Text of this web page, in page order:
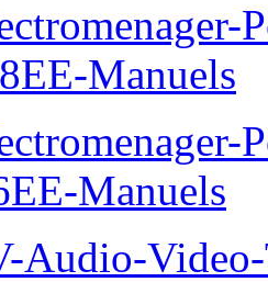
Manuels
Manuels
Audio-